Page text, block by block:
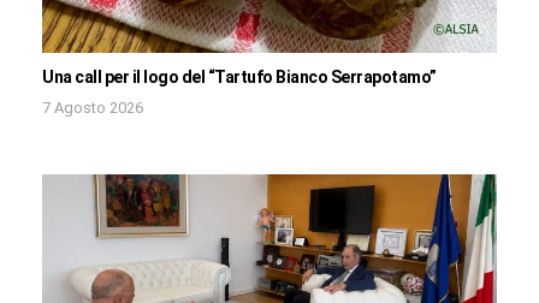
Una call per il logo del “Tartufo Bianco Serrapotamo”
7 Agosto 2026